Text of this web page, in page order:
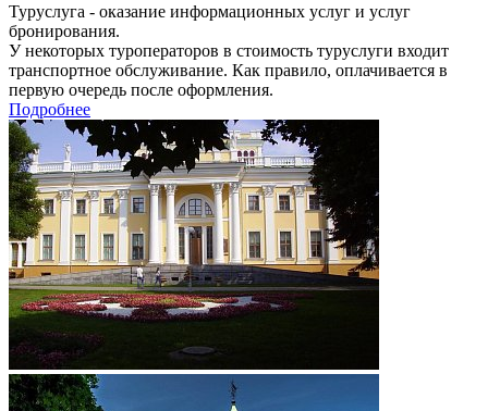
Туруслуга - оказание информационных услуг и услуг
бронирования.
У некоторых туроператоров в стоимость туруслуги входит
транспортное обслуживание. Как правило, оплачивается в
первую очередь после оформления.
Подробнее